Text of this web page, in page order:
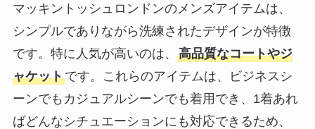
マッキントッシュロンドンのメンズアイテムは、
シンプルでありながら洗練されたデザインが特徴
です。特に人気が高いのは、 高品質なコートやジ
ャケットです。これらのアイテムは、ビジネスシ
ーンでもカジュアルシーンでも着用でき、1着あれ
ばどんなシチュエーションにも対応できるため、